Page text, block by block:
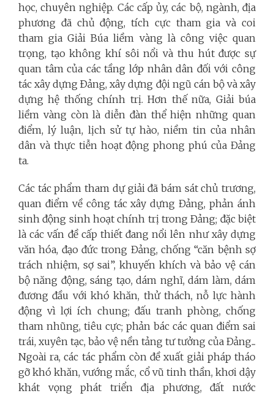
học, chuyên nghiệp. Các cấp ủy, các bộ, ngành, địa
phương đã chủ động, tích cực tham gia và coi
tham gia Giải Búa liềm vàng là công việc quan
trọng, tạo không khí sôi nổi và thu hút được sự
quan tâm của các tầng lớp nhân dân đối với công
tác xây dựng Ðảng, xây dựng đội ngũ cán bộ và xây
dựng hệ thống chính trị. Hơn thế nữa, Giải búa
liềm vàng còn là diễn đàn thể hiện những quan
điểm, lý luận, lịch sử tự hào, niềm tin của nhân
dân và thực tiễn hoạt động phong phú của Đảng
ta.
Các tác phẩm tham dự giải đã bám sát chủ trương,
quan điểm về công tác xây dựng Đảng, phản ánh
sinh động sinh hoạt chính trị trong Đảng; đặc biệt
là các vấn đề cấp thiết đang nổi lên như xây dựng
văn hóa, đạo đức trong Đảng, chống “căn bệnh sợ
trách nhiệm, sợ sai”, khuyến khích và bảo vệ cán
bộ năng động, sáng tạo, dám nghĩ, dám làm, dám
đương đầu với khó khăn, thử thách, nỗ lực hành
động vì lợi ích chung; đấu tranh phòng, chống
tham nhũng, tiêu cực; phản bác các quan điểm sai
trái, xuyên tạc, bảo vệ nền tảng tư tưởng của Đảng...
Ngoài ra, các tác phẩm còn đề xuất giải pháp tháo
gỡ khó khăn, vướng mắc, cổ vũ tinh thần, khơi dậy
khát vọng phát triển địa phương, đất nước